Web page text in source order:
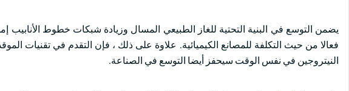
يضمن التوسع في البنية التحتية للغاز الطبيعي المسال وزيادة شبكات خطوط الأنابيب
فعالا من حيث التكلفة للمصانع الكيميائية. علاوة على ذلك ، فإن التقدم في تقنيات
النيتروجين في نفس الوقت سيحفز أيضا التوسع في الصناعة.